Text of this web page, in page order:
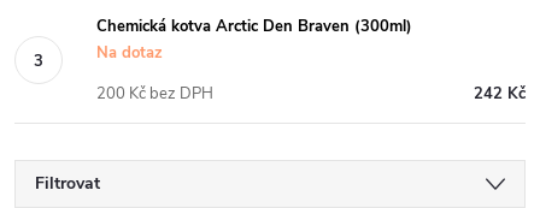
Chemická kotva Arctic Den Braven (300ml)
Na dotaz
242 Kč
200 Kč bez DPH
Filtrovat